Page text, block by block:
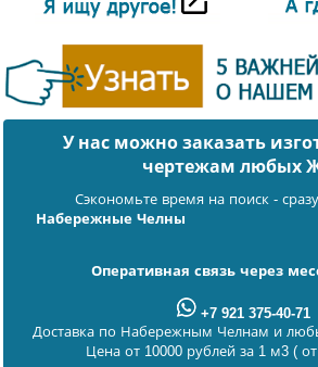
У нас можно заказать
чертежам любых
Сэкономьте время на поиск -
Набережные Челны
Оперативная связь через
+7 921 375-40-71
Доставка по Набережным Челнам и
Цена от 10000 рублей за 1 м3 ( от